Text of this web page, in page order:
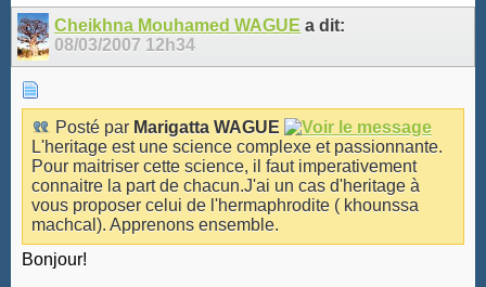
11 12 16 17 18
21
Cheikhna Mouhamed WAGUE a dit:
08/03/2007 12h34
Posté par Marigatta WAGUE
L'heritage est une science complexe et passionnante.
Pour maitriser cette science, il faut imperativement
connaitre la part de chacun.J'ai un cas d'heritage à
vous proposer celui de l'hermaphrodite ( khounssa
machcal). Apprenons ensemble.
Bonjour!